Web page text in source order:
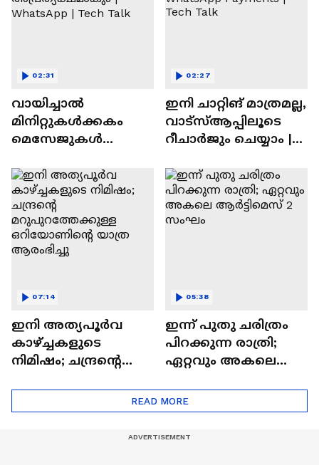
വായിച്ചാൽ
മിനിറ്റുകൾക്കകം
മെസേജുകള്‍
WhatsApp | Tech Talk
02:31
ഇനി ചാറ്റിങ് മാത്രമല്ല,
വാട്‌സ്‌ആപ്പിലൂടെ
റീചാർജും ചെയ്യാം |
Tech Talk
02:27
ഇനി അത്യപൂര്‍വ
കാഴ്ച്ചകളുടെ
നിമിഷം; ചന്ദ്രന്റെ
ഒറിയോണിന്റെ യാത്ര
ആരംഭിച്ചു
07:14
ഇന്ന് പുതു ചരിത്രം
പിറക്കുന്ന രാത്രി;
ഏറ്റവും അകലെ
05:38
READ MORE